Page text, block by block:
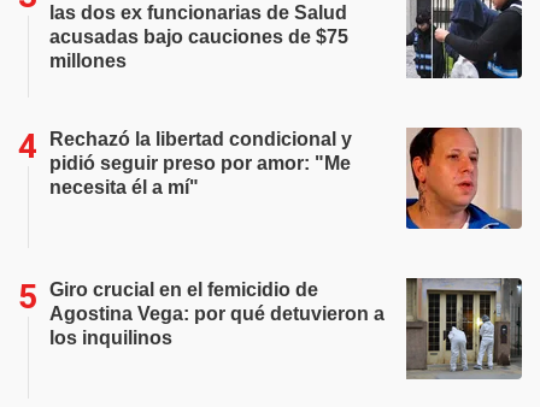
las dos ex funcionarias de Salud
acusadas bajo cauciones de $75
millones
Rechazó la libertad condicional y
pidió seguir preso por amor: "Me
necesita él a mí"
Giro crucial en el femicidio de
Agostina Vega: por qué detuvieron a
los inquilinos